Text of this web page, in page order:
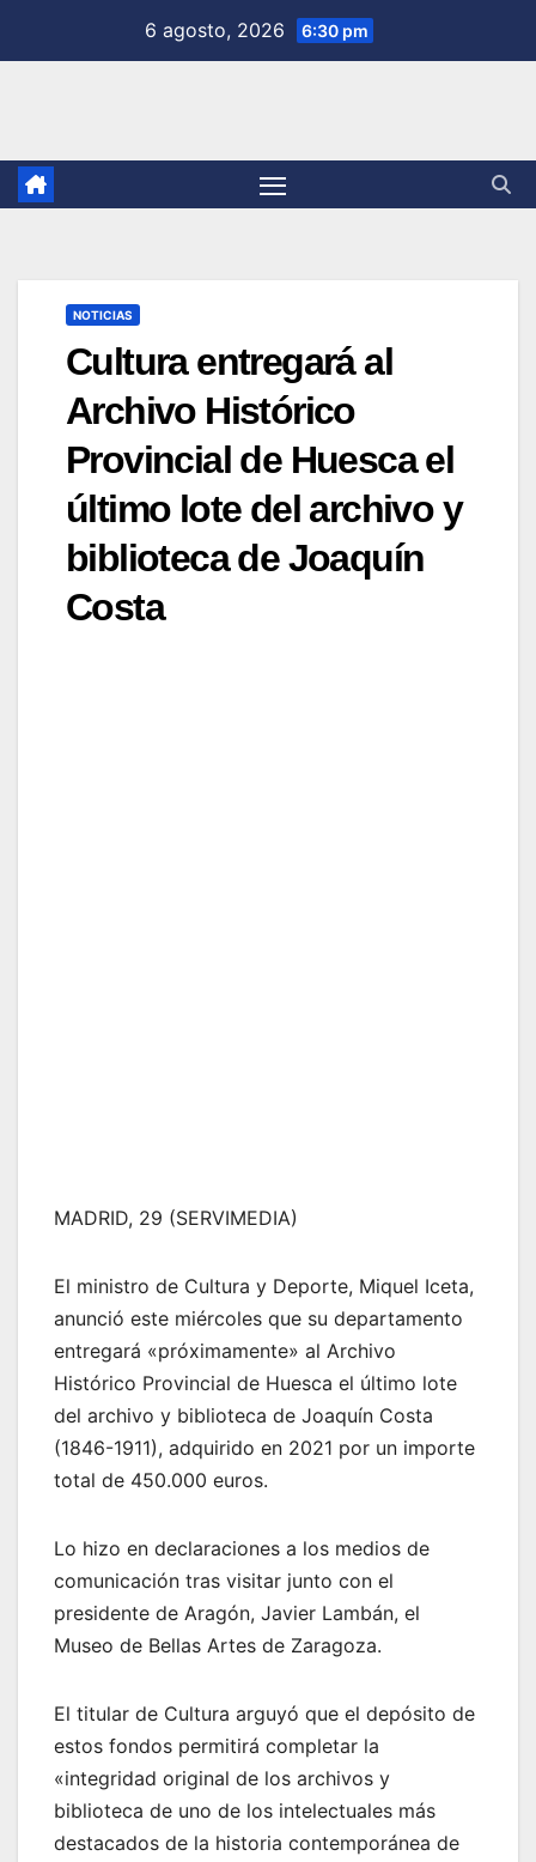
6 agosto, 2026 6:30 pm
NOTICIAS
Cultura entregará al
Archivo Histórico
Provincial de Huesca el
último lote del archivo y
biblioteca de Joaquín
Costa
MADRID, 29 (SERVIMEDIA)
El ministro de Cultura y Deporte, Miquel Iceta,
anunció este miércoles que su departamento
entregará «próximamente» al Archivo
Histórico Provincial de Huesca el último lote
del archivo y biblioteca de Joaquín Costa
(1846-1911), adquirido en 2021 por un importe
total de 450.000 euros.
Lo hizo en declaraciones a los medios de
comunicación tras visitar junto con el
presidente de Aragón, Javier Lambán, el
Museo de Bellas Artes de Zaragoza.
El titular de Cultura arguyó que el depósito de
estos fondos permitirá completar la
«integridad original de los archivos y
biblioteca de uno de los intelectuales más
destacados de la historia contemporánea de